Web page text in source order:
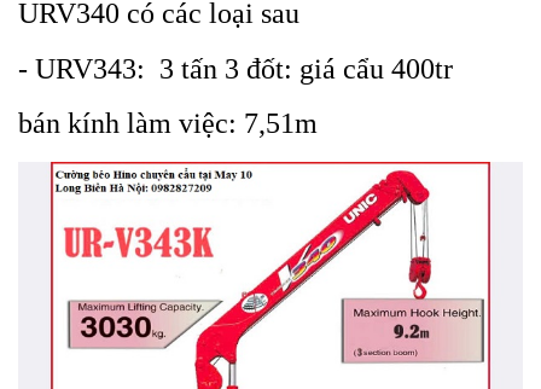
URV340 có các loại sau
- URV343: 3 tấn 3 đốt: giá cẩu 400tr
bán kính làm việc: 7,51m